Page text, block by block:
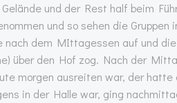
und der Rest half beim
und so sehen die
nach dem MIttagessen auf und
über den Hof zog. Nach der
morgen ausreiten war, der
in der Halle war, ging